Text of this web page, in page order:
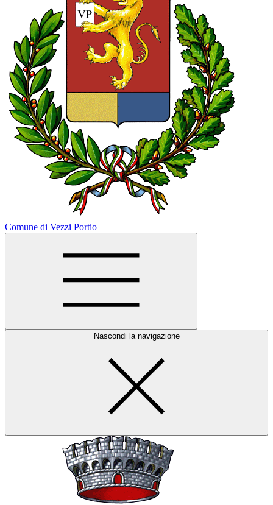
Comune di Vezzi Portio
Nascondi la navigazione